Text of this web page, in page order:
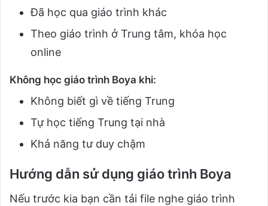
Đã học qua giáo trình khác
Theo giáo trình ở Trung tâm, khóa học
online
Không học giáo trình Boya khi:
Không biết gì về tiếng Trung
Tự học tiếng Trung tại nhà
Khả năng tư duy chậm
Hướng dẫn sử dụng giáo trình Boya
Nếu trước kia bạn cần tải file nghe giáo trình